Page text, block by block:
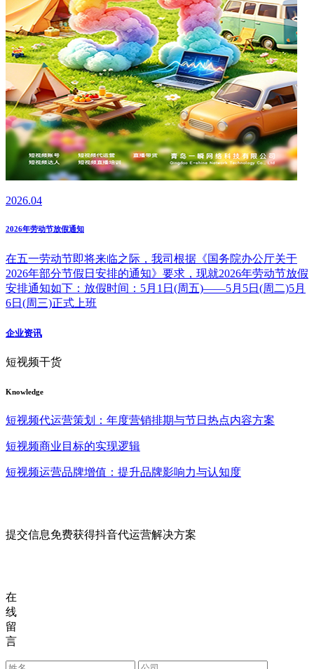
2026.04
2026年劳动节放假通知
在五一劳动节即将来临之际，我司根据《国务院办公厅关于
2026年部分节假日安排的通知》要求，现就2026年劳动节放假
安排通知如下：放假时间：5月1日(周五)——5月5日(周二)5月
6日(周三)正式上班
企业资讯
短视频干货
Knowledge
短视频代运营策划：年度营销排期与节日热点内容方案
短视频商业目标的实现逻辑
短视频运营品牌增值：提升品牌影响力与认知度
提交信息免费获得抖音代运营解决方案
在
线
留
言